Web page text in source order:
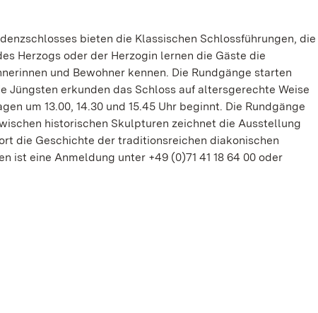
bieten die Klassischen Schlossführungen, die
Herzogs oder der Herzogin lernen die Gäste die
und Bewohner kennen. Die Rundgänge starten
Jüngsten erkunden das Schloss auf altersgerechte Weise
um 13.00, 14.30 und 15.45 Uhr beginnt. Die Rundgänge
historischen Skulpturen zeichnet die Ausstellung
die Geschichte der traditionsreichen diakonischen
ist eine Anmeldung unter +49 (0)71 41 18 64 00 oder